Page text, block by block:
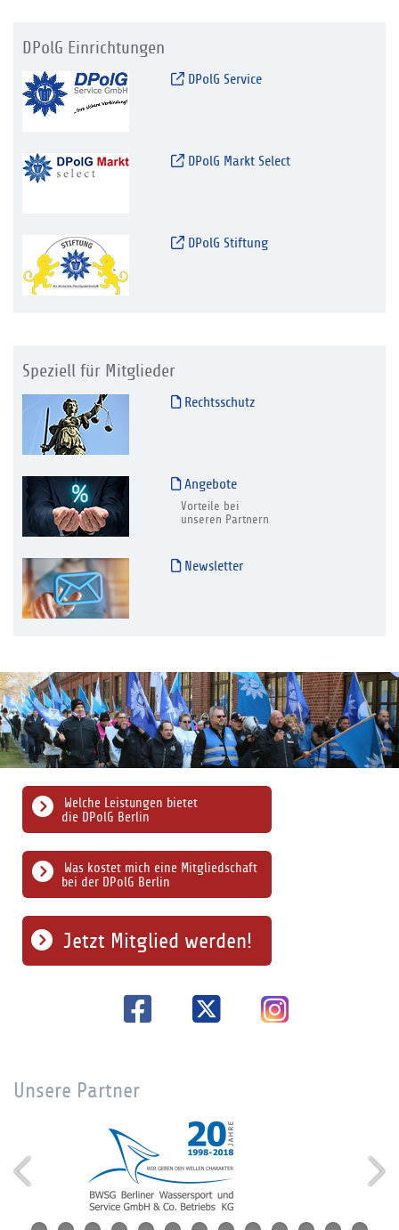
DPolG Einrichtungen
DPolG Service
DPolG Markt Select
DPolG Stiftung
Speziell für Mitglieder
Rechtsschutz
Angebote
Vorteile bei
unseren Partnern
Newsletter
Was kostet mich eine Mitgliedschaft
bei der DPolG Berlin
Welche Leistungen bietet
die DPolG Berlin
Jetzt Mitglied werden!
Unsere Partner